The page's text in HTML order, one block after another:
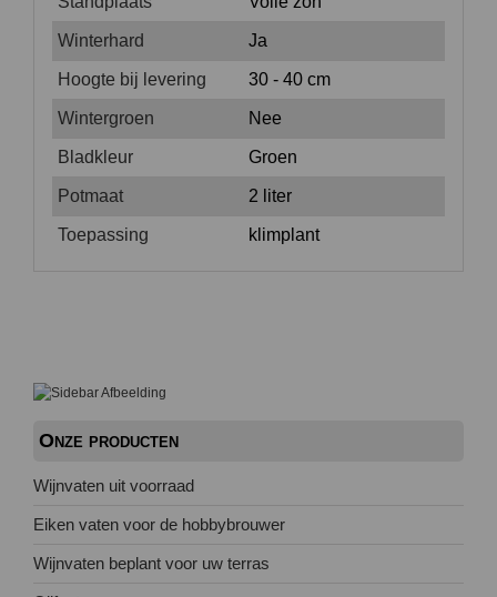
Winterhard Ja
Hoogte bij levering 30 - 40 cm
Wintergroen Nee
Bladkleur Groen
Potmaat 2 liter
Toepassing klimplant
Onze producten
Wijnvaten uit voorraad
Eiken vaten voor de hobbybrouwer
Wijnvaten beplant voor uw terras